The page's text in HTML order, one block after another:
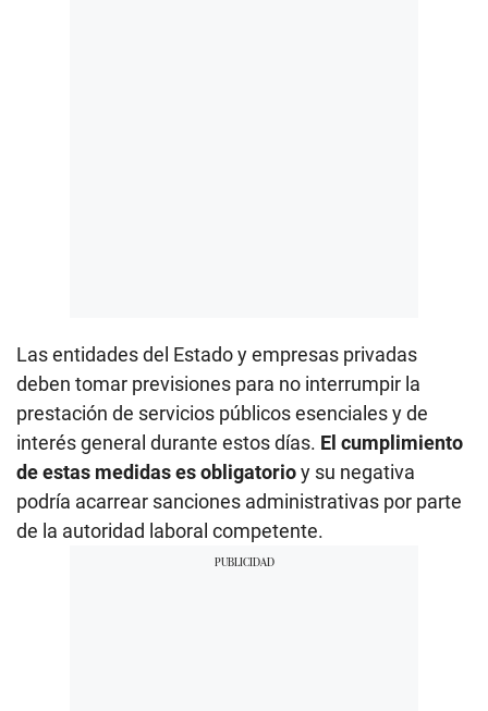
Las entidades del Estado y empresas privadas
deben tomar previsiones para no interrumpir la
prestación de servicios públicos esenciales y de
interés general durante estos días. El cumplimiento
de estas medidas es obligatorioy su negativa
podría acarrear sanciones administrativas por parte
de la autoridad laboral competente.